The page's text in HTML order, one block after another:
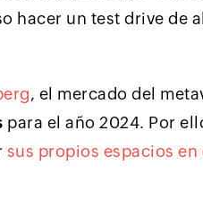
hacer un test drive de
, el mercado del
para el año 2024. Por
sus propios espacios en